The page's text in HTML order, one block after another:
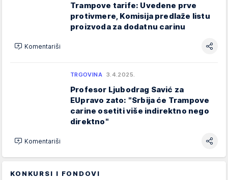
Trampove tarife: Uvedene prve
protivmere, Komisija predlaže listu
proizvoda za dodatnu carinu
Komentariši
TRGOVINA 3.4.2025.
Profesor Ljubodrag Savić za
EUpravo zato: "Srbija će Trampove
carine osetiti više indirektno nego
direktno"
Komentariši
KONKURSI I FONDOVI